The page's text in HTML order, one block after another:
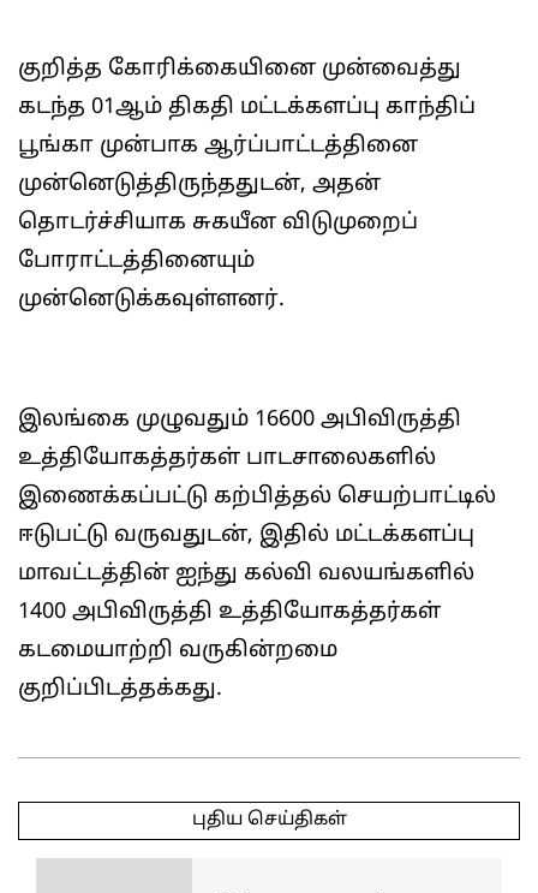
குறித்த கோரிக்கையினை முன்வைத்து
கடந்த 01ஆம் திகதி மட்டக்களப்பு காந்திப்
பூங்கா முன்பாக ஆர்ப்பாட்டத்தினை
முன்னெடுத்திருந்ததுடன், அதன்
தொடர்ச்சியாக சுகயீன விடுமுறைப்
போராட்டத்தினையும்
முன்னெடுக்கவுள்ளனர்.
இலங்கை முழுவதும் 16600 அபிவிருத்தி
உத்தியோகத்தர்கள் பாடசாலைகளில்
இணைக்கப்பட்டு கற்பித்தல் செயற்பாட்டில்
ஈடுபட்டு வருவதுடன், இதில் மட்டக்களப்பு
மாவட்டத்தின் ஐந்து கல்வி வலயங்களில்
1400 அபிவிருத்தி உத்தியோகத்தர்கள்
கடமையாற்றி வருகின்றமை
குறிப்பிடத்தக்கது.
11-
புதிய செய்திகள்